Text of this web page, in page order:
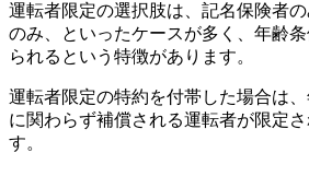
運転者限定の選択肢は、記名保険者
のみ、といったケースが多く、年齢
られるという特徴があります。
運転者限定の特約を付帯した場合は
に関わらず補償される運転者が限定
す。